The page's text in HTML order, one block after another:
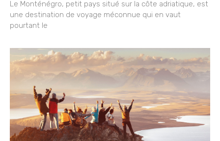
Le Monténégro, petit pays situé sur la côte adriatique, est
une destination de voyage méconnue qui en vaut
pourtant le